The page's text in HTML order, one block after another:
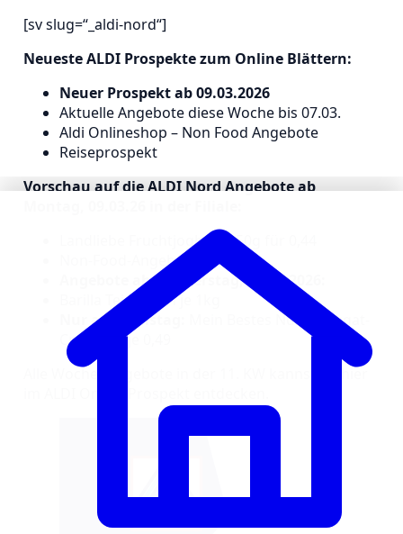
[sv slug=“_aldi-nord“]
Neueste ALDI Prospekte zum Online Blättern:
Neuer Prospekt ab 09.03.2026
Aktuelle Angebote diese Woche bis 07.03.
Aldi Onlineshop – Non Food Angebote
Reiseprospekt
Vorschau auf die ALDI Nord Angebote ab
Landliebe Fruchtjoghurt 150g für 0,44
Non-Food-Angebote
Angebote ab Donnerstag, 12.03.2026:
Barilla Teigwaren je 1kg
Nur am Samstag:
Mein Bestes Nuss-Nougat-
Croissant je 0,49
Alle Wochenangebote in der 11. KW kannst du hier